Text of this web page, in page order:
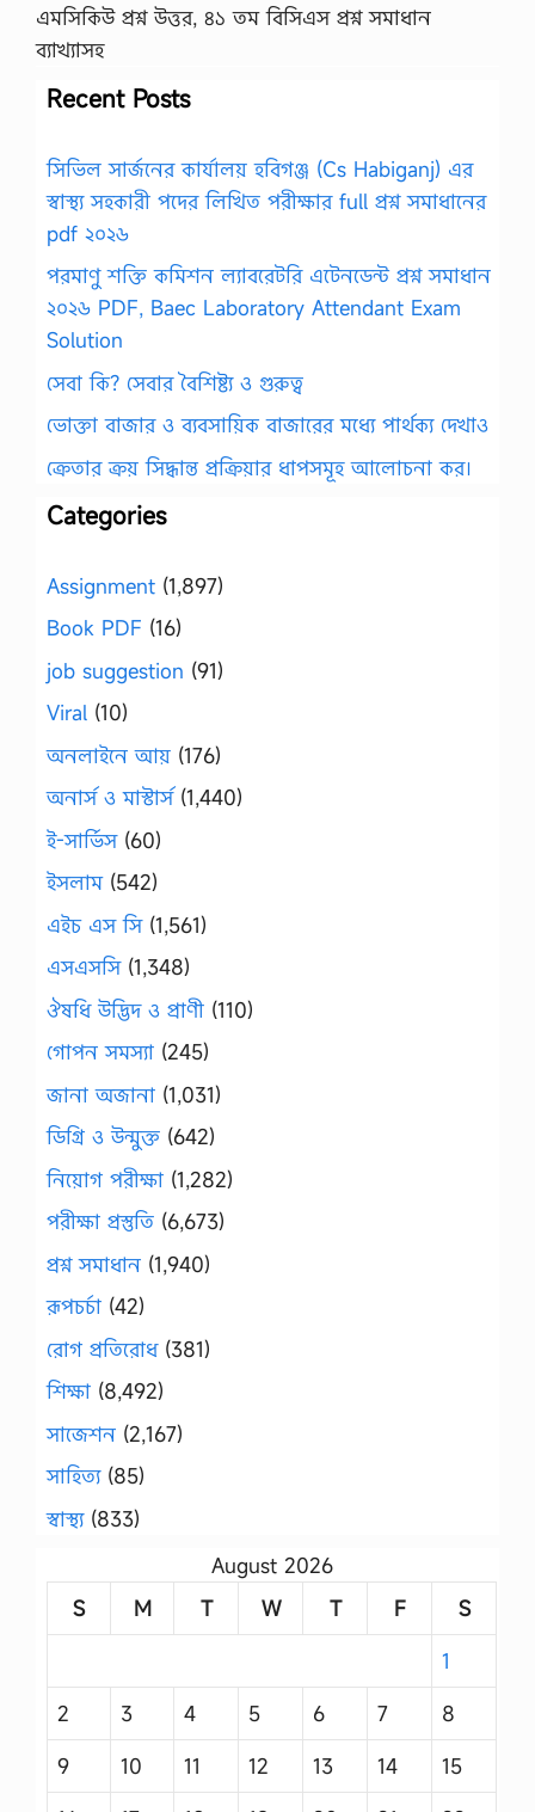
এমসিকিউ প্রশ্ন উত্তর, ৪১ তম বিসিএস প্রশ্ন সমাধান
ব্যাখ্যাসহ
Recent Posts
সিভিল সার্জনের কার্যালয় হবিগঞ্জ (Cs Habiganj) এর
স্বাস্থ্য সহকারী পদের লিখিত পরীক্ষার full প্রশ্ন সমাধানের
pdf ২০২৬
পরমাণু শক্তি কমিশন ল্যাবরেটরি এটেনডেন্ট প্রশ্ন সমাধান
২০২৬ PDF, Baec Laboratory Attendant Exam
Solution
সেবা কি? সেবার বৈশিষ্ট্য ও গুরুত্ব
ভোক্তা বাজার ও ব্যবসায়িক বাজারের মধ্যে পার্থক্য দেখাও
ক্রেতার ক্রয় সিদ্ধান্ত প্রক্রিয়ার ধাপসমূহ আলোচনা কর।
Categories
Assignment (1,897)
Book PDF (16)
job suggestion (91)
Viral (10)
অনলাইনে আয় (176)
অনার্স ও মাস্টার্স(1,440)
ই-সার্ভিস(60)
ইসলাম(542)
এইচ এস সি(1,561)
এসএসসি(1,348)
ঔষধি উদ্ভিদ ও প্রাণী (110)
গোপন সমস্যা (245)
জানা অজানা (1,031)
ডিগ্রি ও উন্মুক্ত (642)
নিয়োগ পরীক্ষা (1,282)
পরীক্ষা প্রস্তুতি (6,673)
প্রশ্ন সমাধান (1,940)
রূপচর্চা (42)
রোগ প্রতিরোধ(381)
শিক্ষা (8,492)
সাজেশন (2,167)
সাহিত্য(85)
স্বাস্থ্য(833)
August 2026
S
M T W T F
S
1
2
3 4 5 6 7
8
9
10 11 12 13 14
15